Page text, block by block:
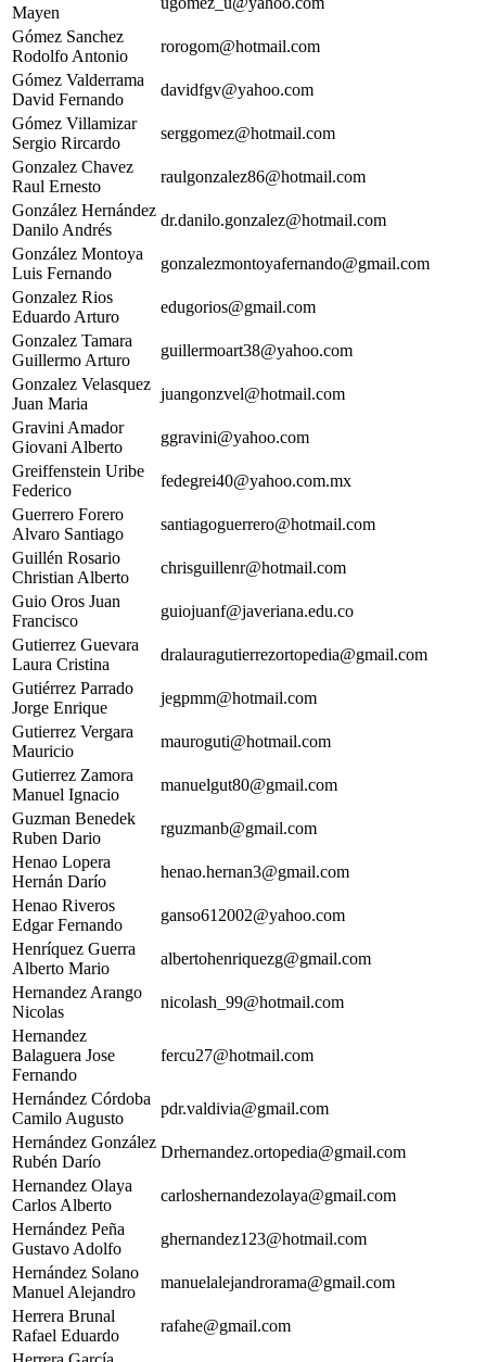
Mayen
Gómez Sanchez
Rodolfo Antonio
rorogom@hotmail.com
Gómez Valderrama
David Fernando
davidfgv@yahoo.com
Gómez Villamizar
Sergio Rircardo
serggomez@hotmail.com
Gonzalez Chavez
Raul Ernesto
raulgonzalez86@hotmail.com
González Hernández
Danilo Andrés
dr.danilo.gonzalez@hotmail.com
González Montoya
Luis Fernando
gonzalezmontoyafernando@gmail.com
Gonzalez Rios
Eduardo Arturo
edugorios@gmail.com
Gonzalez Tamara
Guillermo Arturo
guillermoart38@yahoo.com
Gonzalez Velasquez
Juan Maria
juangonzvel@hotmail.com
Gravini Amador
Giovani Alberto
ggravini@yahoo.com
Greiffenstein Uribe
Federico
fedegrei40@yahoo.com.mx
Guerrero Forero
Alvaro Santiago
santiagoguerrero@hotmail.com
Guillén Rosario
Christian Alberto
chrisguillenr@hotmail.com
Guio Oros Juan
Francisco
guiojuanf@javeriana.edu.co
Gutierrez Guevara
Laura Cristina
dralauragutierrezortopedia@gmail.com
Gutiérrez Parrado
Jorge Enrique
jegpmm@hotmail.com
Gutierrez Vergara
Mauricio
mauroguti@hotmail.com
Gutierrez Zamora
Manuel Ignacio
manuelgut80@gmail.com
Guzman Benedek
Ruben Dario
rguzmanb@gmail.com
Henao Lopera
Hernán Darío
henao.hernan3@gmail.com
Henao Riveros
Edgar Fernando
ganso612002@yahoo.com
Henríquez Guerra
Alberto Mario
albertohenriquezg@gmail.com
Hernandez Arango
Nicolas
nicolash_99@hotmail.com
Hernandez
Balaguera Jose
Fernando
fercu27@hotmail.com
Hernández Córdoba
Camilo Augusto
pdr.valdivia@gmail.com
Hernández González
Rubén Darío
Drhernandez.ortopedia@gmail.com
Hernandez Olaya
Carlos Alberto
carloshernandezolaya@gmail.com
Hernández Peña
Gustavo Adolfo
ghernandez123@hotmail.com
Hernández Solano
Manuel Alejandro
manuelalejandrorama@gmail.com
Herrera Brunal
Rafael Eduardo
rafahe@gmail.com